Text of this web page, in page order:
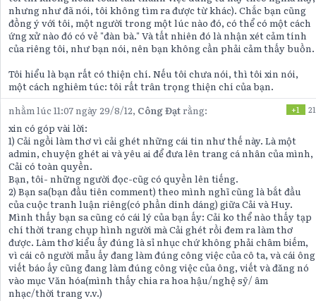
nhưng như đã nói, tôi không tìm ra được từ khác). Chắc bạn cũng
đồng ý với tôi, một người trong một lúc nào đó, có thể có một cách
ứng xử nào đó có vẻ "đàn bà." Và tất nhiên đó là nhận xét cảm tính
của riêng tôi, như bạn nói, nên bạn không cần phải cảm thấy buồn.
Tôi hiểu là bạn rất có thiện chí. Nếu tôi chưa nói, thì tôi xin nói,
một cách nghiêm túc: tôi rất trân trọng thiện chí của bạn.
nhằm lúc 11:07 ngày 29/8/12, Công Đạtrằng: +1 21
xin có góp vài lời:
1) Cải ngồi làm thơ vì cải ghét những cái tin như thế này. Là một
admin, chuyện ghét ai và yêu ai để đưa lên trang cá nhân của mình,
Cải có toàn quyền.
Bạn, tôi- những người đọc-cũg có quyền lên tiếng.
2) Bạn sa(bạn đầu tiên comment) theo mình nghĩ cũng là bắt đầu
của cuộc tranh luận riêng(có phần dính dáng) giữa Cải và Huy.
Mình thấy bạn sa cũng có cái lý của bạn ấy: Cải ko thể nào thấy tạp
chí thời trang chụp hình người mà Cải ghét rồi đem ra làm thơ
được. Làm thơ kiểu ấy đúng là sỉ nhục chứ không phải châm biếm,
vì cái cô người mẫu ấy đang làm đúng công việc của cô ta, và cái ông
viết báo ấy cũng đang làm đúng công việc của ông, viết và đăng nó
vào mục Văn hóa(mình thấy chia ra hoa hậu/nghệ sỹ/ âm
nhạc/thời trang v.v.)